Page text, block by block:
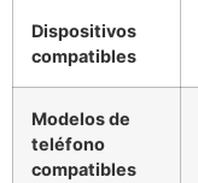
Dispositivos
compatibles
Modelos de
teléfono
compatibles